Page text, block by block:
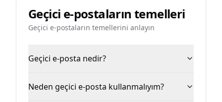
Geçici e-postaların temelleri
Geçici e-postaların temellerini anlayın
Geçici e-posta nedir?
Neden geçici e-posta kullanmalıyım?